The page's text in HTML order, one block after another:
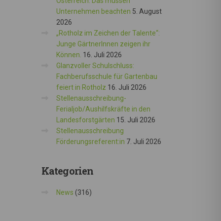
Unternehmen beachten 5. August
2026
„Rotholz im Zeichen der Talente“:
Junge GärtnerInnen zeigen ihr
Können. 16. Juli 2026
Glanzvoller Schulschluss:
Fachberufsschule für Gartenbau
feiert in Rotholz 16. Juli 2026
Stellenausschreibung-
Ferialjob/Aushilfskräfte in den
Landesforstgärten 15. Juli 2026
Stellenausschreibung
Förderungsreferent:in 7. Juli 2026
Kategorien
News (316)